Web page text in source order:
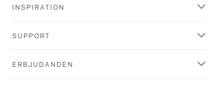
INSPIRATION
SUPPORT
ERBJUDANDEN